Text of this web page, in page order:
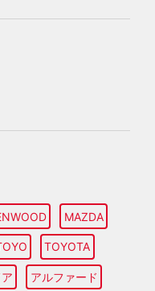
MAZDA
TOYOTA
アルファード